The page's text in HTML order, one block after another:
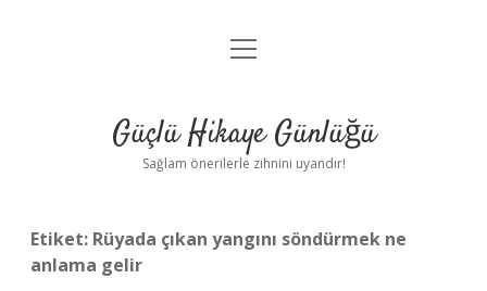
Anasayfa
Yasal Uyarı
menüyü
Güçlü Hikaye Günlüğü
Sağlam önerilerle zihnini uyandır!
Etiket: Rüyada çıkan yangını söndürmek ne
anlama gelir